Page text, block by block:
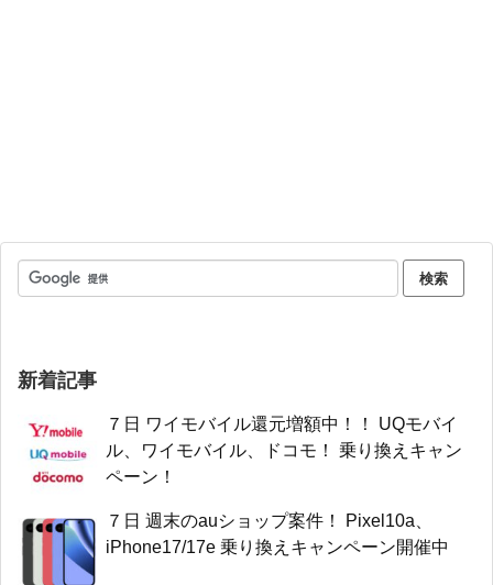
新着記事
７日 ワイモバイル還元増額中！！ UQモバイ
ル、ワイモバイル、ドコモ！ 乗り換えキャン
ペーン！
７日 週末のauショップ案件！ Pixel10a、
iPhone17/17e 乗り換えキャンペーン開催中